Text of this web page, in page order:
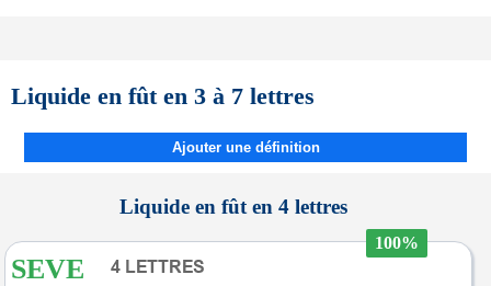
Liquide en fût en 3 à 7 lettres
Ajouter une définition
Liquide en fût en 4 lettres
100%
SEVE